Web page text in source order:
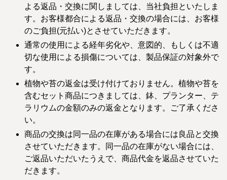
よる返品・交換に関しましては、当社負担といたしま
す。お客様都合による返品・交換の場合には、お客様
のご負担(元払い)とさせていただきます。
通常の使用による経年劣化や、意図的、もしくは不適
切な使用による損傷については、製品保証の対象外で
す。
植物や苔の返金は受け付けておりません。植物や苔を
含むセット商品につきましては、鉢、プランター、テ
ラリウムの金額のみの返金となります。ご了承くださ
い。
商品の交換は同一品の在庫がある場合には良品と交換
させていただきます。同一品の在庫がない場合には、
ご返品いただいたうえで、商品代金を返品させていた
だきます。